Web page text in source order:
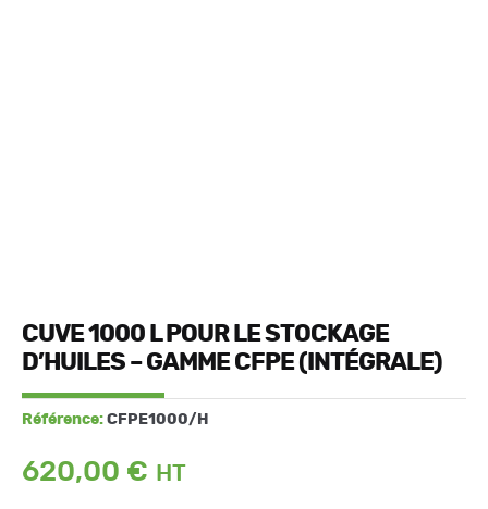
CUVE 1000 L POUR LE STOCKAGE
D’HUILES – GAMME CFPE (INTÉGRALE)
Référence: CFPE1000/H
620,00 €